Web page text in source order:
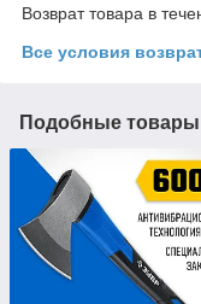
Возврат товара в
Все условия
Подобные